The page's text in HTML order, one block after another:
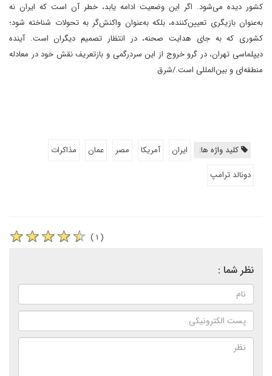
کشور دیده می‌شود. اگر این وضعیت ادامه یابد، خطر آن است که ایران نه
به‌عنوان بازیگری تعیین‌کننده، بلکه به‌عنوان واکنش‌گر به تحولات شناخته شود؛
کشوری که به جای هدایت صحنه، در انتظار تصمیم دیگران است. آینده
دیپلماسی تهران، در گرو خروج از این سردرگمی و بازتعریف نقش خود در معادله
منطقه‌ای و بین‌المللی است./شرق
کلید واژه ها: ایران آمریکا مصر عمان
مذاکرات
دونالد ترامپ
( ۱ )
نظر شما :